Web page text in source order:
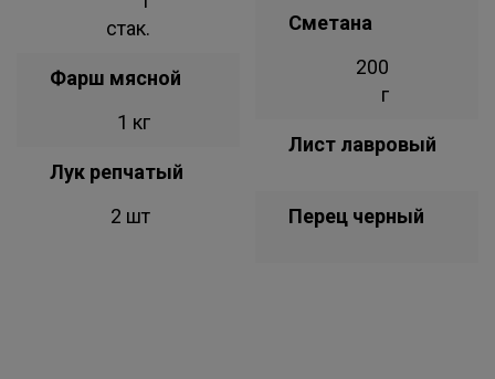
стак.
Фарш мясной
1 кг
Лук репчатый
2 шт
Сметана
200
г
Лист лавровый
Перец черный